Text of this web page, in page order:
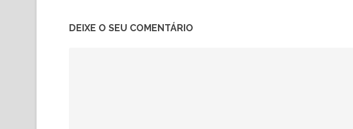
DEIXE O SEU COMENTÁRIO